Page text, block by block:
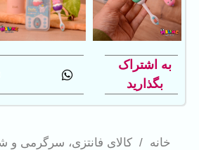
خانه / کالای فانتزی، سرگرمی و
به اشتراک
بگذارید